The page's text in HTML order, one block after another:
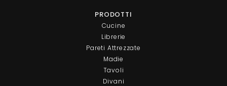
PRODOTTI
Cucine
Librerie
Pareti Attrezzate
Madie
Tavoli
Divani